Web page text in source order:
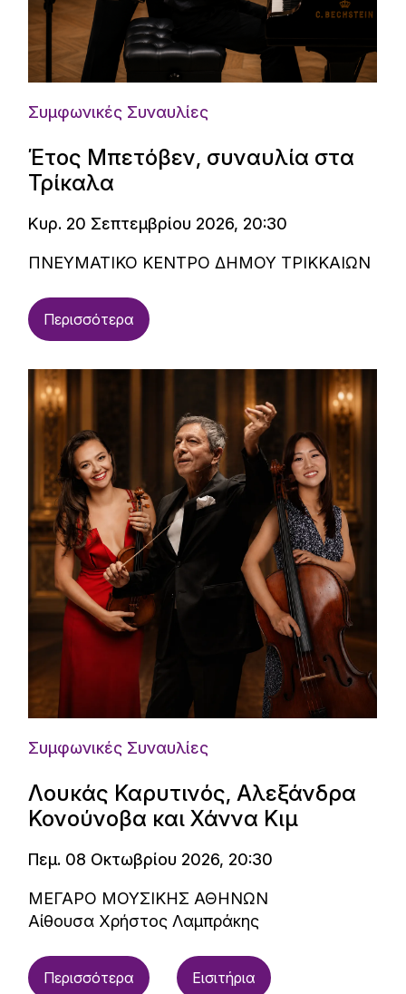
Συμφωνικές Συναυλίες
Έτος Μπετόβεν, συναυλία στα
Τρίκαλα
Κυρ. 20 Σεπτεμβρίου 2026, 20:30
ΠΝΕΥΜΑΤΙΚΟ ΚΕΝΤΡΟ ΔΗΜΟΥ ΤΡΙΚΚΑΙΩΝ
Περισσότερα
Συμφωνικές Συναυλίες
Λουκάς Καρυτινός, Αλεξάνδρα
Κονούνοβα και Χάννα Κιμ
Πεμ. 08 Οκτωβρίου 2026, 20:30
ΜΕΓΑΡΟ ΜΟΥΣΙΚΗΣ ΑΘΗΝΩΝ
Αίθουσα Χρήστος Λαμπράκης
Περισσότερα Εισιτήρια